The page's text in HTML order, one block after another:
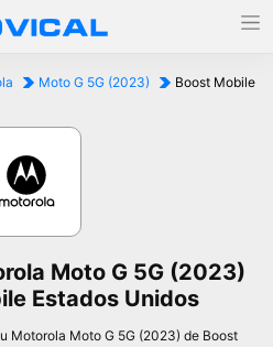
Moto G 5G (2023)
Boost Mobile
Moto G 5G (2023)
Estados Unidos
Motorola Moto G 5G (2023) de Boost